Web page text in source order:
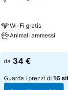
Wi-Fi gratis
Animali ammessi
da 34 €
Guarda i prezzi di 16